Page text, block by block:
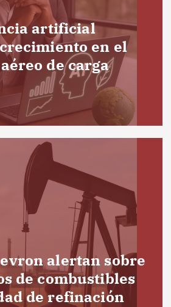
artificial
en el
de carga
alertan sobre
de combustibles
de refinación